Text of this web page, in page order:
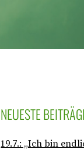
NEUESTE
19.7.: „Ich bin